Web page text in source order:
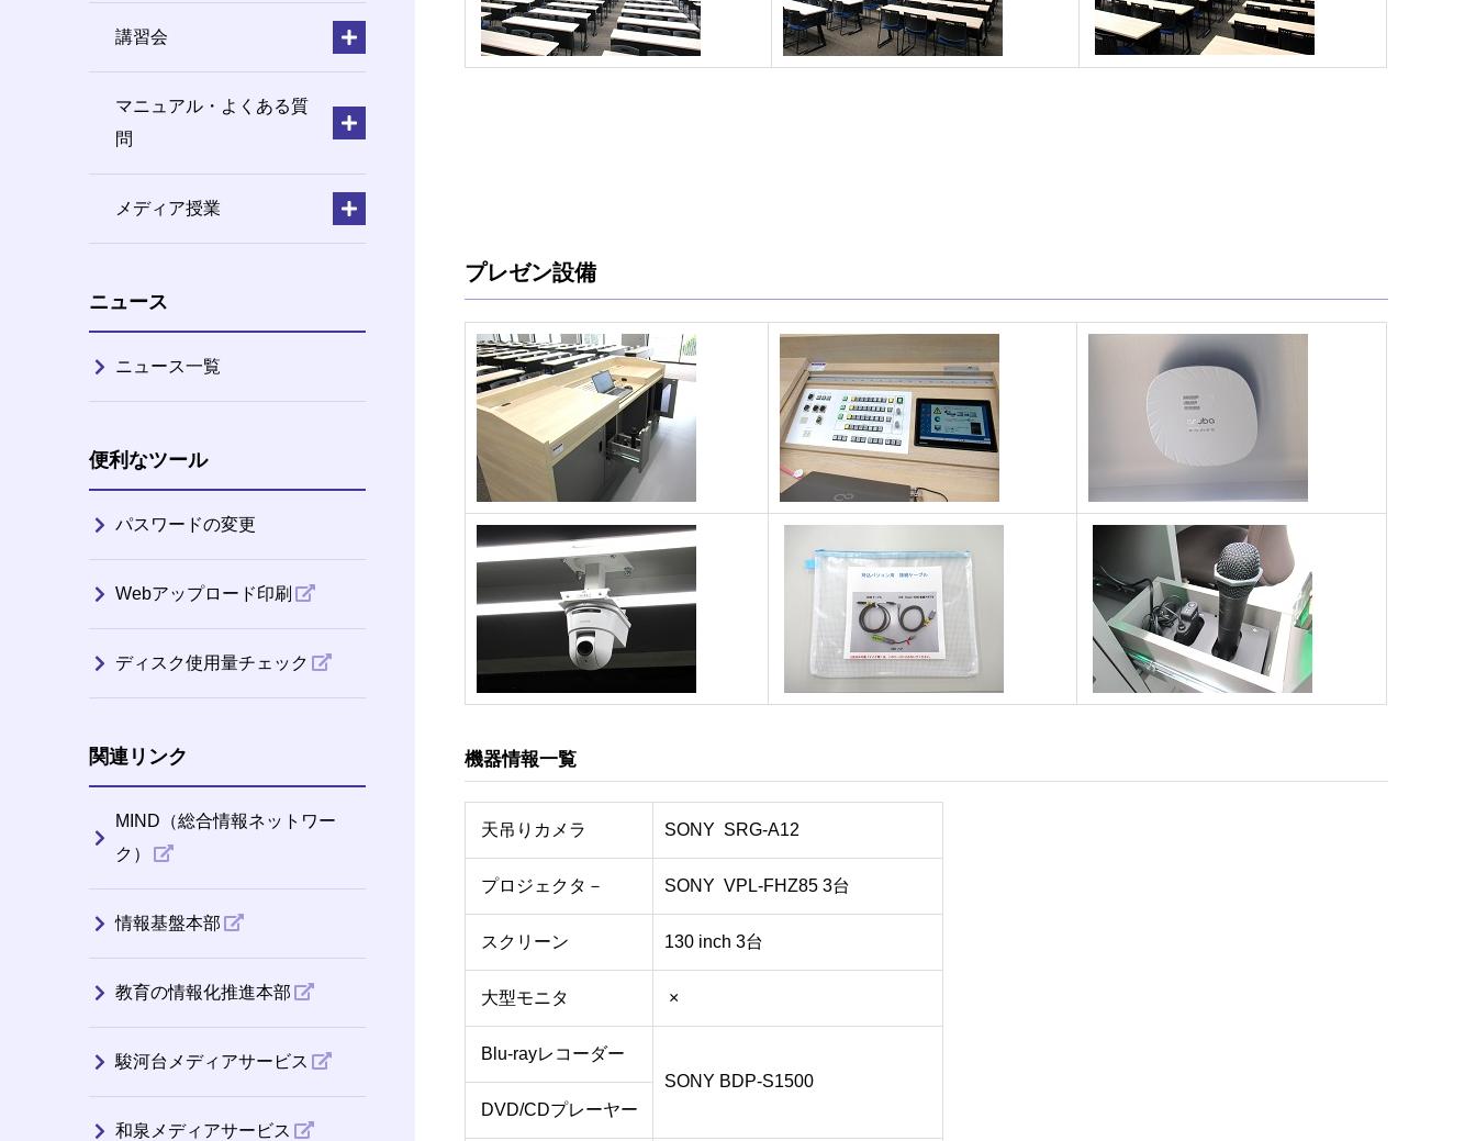
プレゼン設備
機器情報一覧
天吊りカメラ SONY SRG-A12
プロジェクタ－ SONY VPL-FHZ85 3台
スクリーン 130 inch 3台
大型モニタ ×
Blu-rayレコーダー
SONY BDP-S1500
DVD/CDプレーヤー
講習会
マニュアル・よくある質
問
メディア授業
ニュース
ニュース一覧
便利なツール
パスワードの変更
Webアップロード印刷
ディスク使用量チェック
関連リンク
MIND（総合情報ネットワー
ク）
情報基盤本部
教育の情報化推進本部
駿河台メディアサービス
和泉メディアサービス